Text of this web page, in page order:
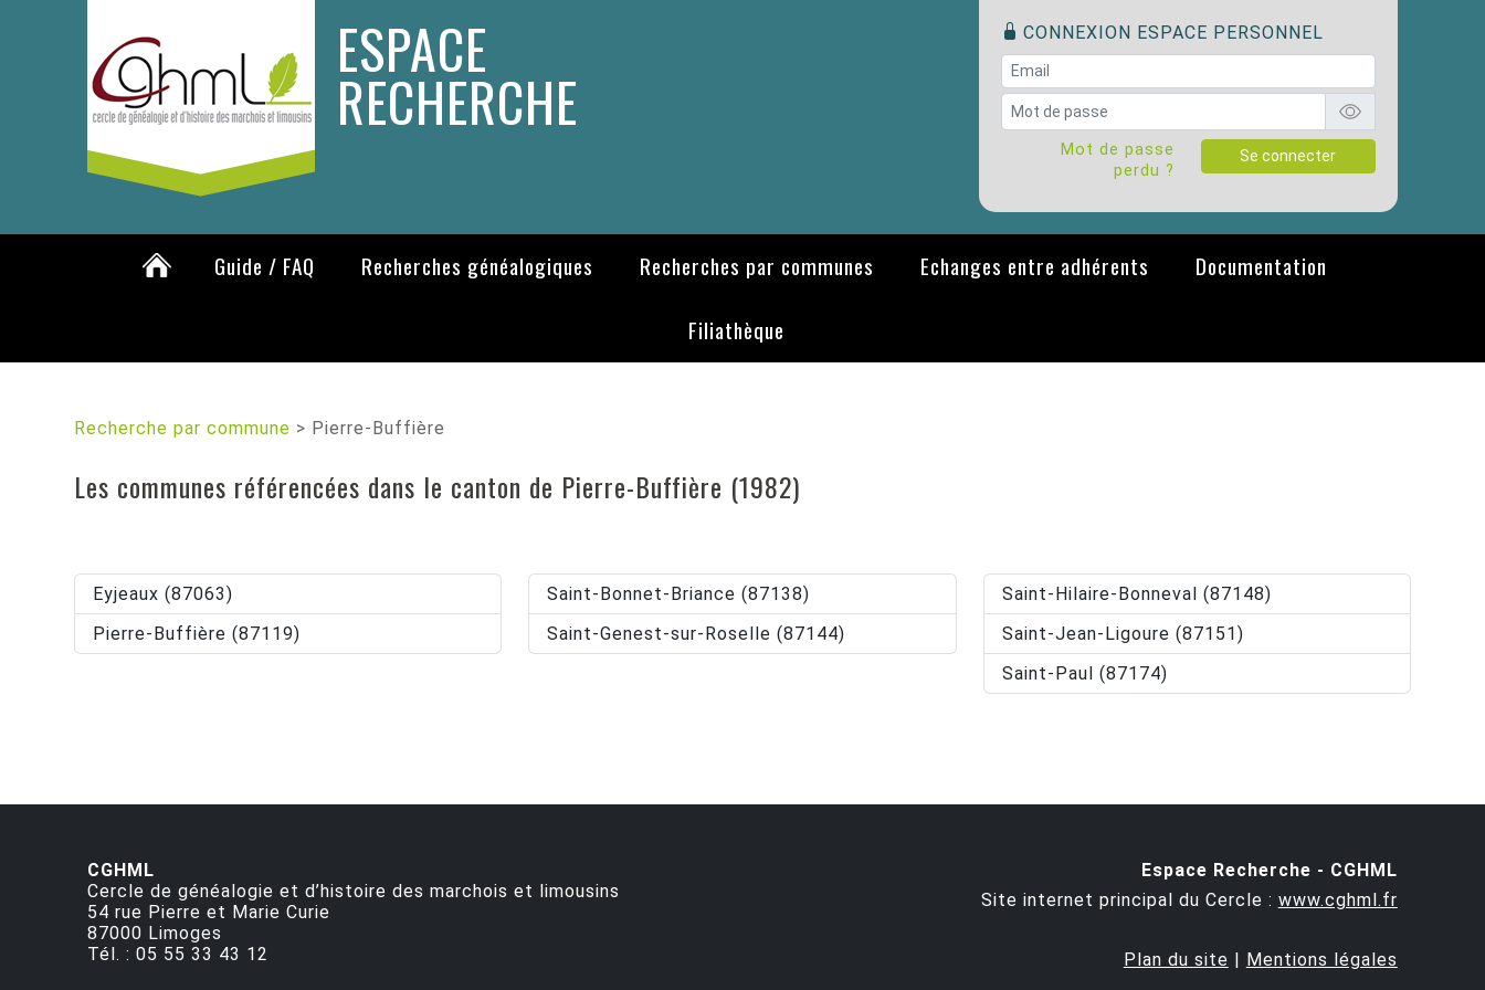
ESPACE
RECHERCHE
CONNEXION ESPACE PERSONNEL
Mot de passe
perdu ?
Se connecter
Guide / FAQ Recherches généalogiques Recherches par communes Echanges entre adhérents
Documentation
Filiathèque
Recherche par commune > Pierre-Buffière
Les communes référencées dans le canton de Pierre-Buffière (1982)
Eyjeaux (87063)
Pierre-Buffière (87119)
Saint-Bonnet-Briance (87138)
Saint-Genest-sur-Roselle (87144)
Saint-Hilaire-Bonneval (87148)
Saint-Jean-Ligoure (87151)
Saint-Paul (87174)
CGHML
Cercle de généalogie et d’histoire des marchois et limousins
54 rue Pierre et Marie Curie
87000 Limoges
Tél. :05 55 33 43 12
Espace Recherche - CGHML
Site internet principal du Cercle : www.cghml.fr
Plan du site | Mentions légales